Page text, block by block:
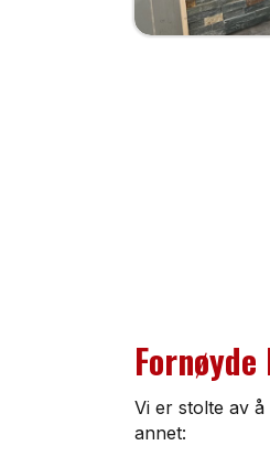
Vi er stolte av
annet: